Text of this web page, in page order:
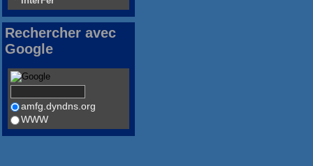
Rechercher avec
Google
amfg.dyndns.org
WWW